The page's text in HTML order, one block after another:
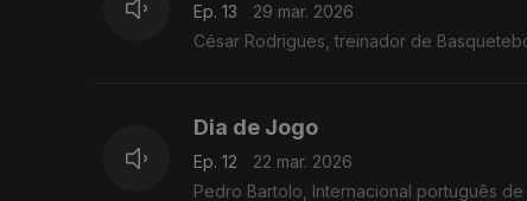
Ep. 13
29 mar. 2026
César Rodrigues, treinador de
Dia de Jogo
Ep. 12
22 mar. 2026
Pedro Bartolo, Internacional português